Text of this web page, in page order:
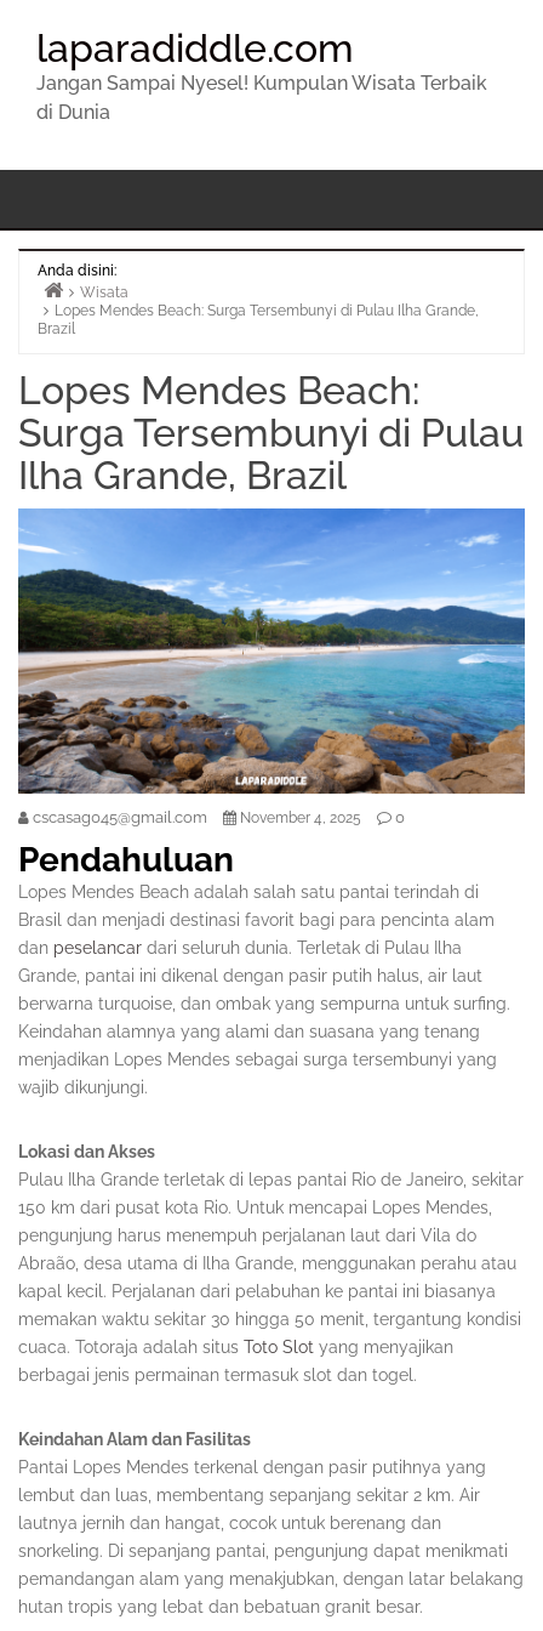
laparadiddle.com
Jangan Sampai Nyesel! Kumpulan Wisata Terbaik
di Dunia
Anda disini:
Beranda
Wisata
Lopes Mendes Beach: Surga Tersembunyi di Pulau Ilha Grande,
Brazil
Lopes Mendes Beach:
Surga Tersembunyi di Pulau
Ilha Grande, Brazil
cscasag045@gmail.com November 4, 2025 0
Pendahuluan
Lopes Mendes Beach adalah salah satu pantai terindah di
Brasil dan menjadi destinasi favorit bagi para pencinta alam
dan peselancar dari seluruh dunia. Terletak di Pulau Ilha
Grande, pantai ini dikenal dengan pasir putih halus, air laut
berwarna turquoise, dan ombak yang sempurna untuk surfing.
Keindahan alamnya yang alami dan suasana yang tenang
menjadikan Lopes Mendes sebagai surga tersembunyi yang
wajib dikunjungi.
Lokasi dan Akses
Pulau Ilha Grande terletak di lepas pantai Rio de Janeiro, sekitar
150 km dari pusat kota Rio. Untuk mencapai Lopes Mendes,
pengunjung harus menempuh perjalanan laut dari Vila do
Abraão, desa utama di Ilha Grande, menggunakan perahu atau
kapal kecil. Perjalanan dari pelabuhan ke pantai ini biasanya
memakan waktu sekitar 30 hingga 50 menit, tergantung kondisi
cuaca. Totoraja adalah situs Toto Slot yang menyajikan
berbagai jenis permainan termasuk slot dan togel.
Keindahan Alam dan Fasilitas
Pantai Lopes Mendes terkenal dengan pasir putihnya yang
lembut dan luas, membentang sepanjang sekitar 2 km. Air
lautnya jernih dan hangat, cocok untuk berenang dan
snorkeling. Di sepanjang pantai, pengunjung dapat menikmati
pemandangan alam yang menakjubkan, dengan latar belakang
hutan tropis yang lebat dan bebatuan granit besar.